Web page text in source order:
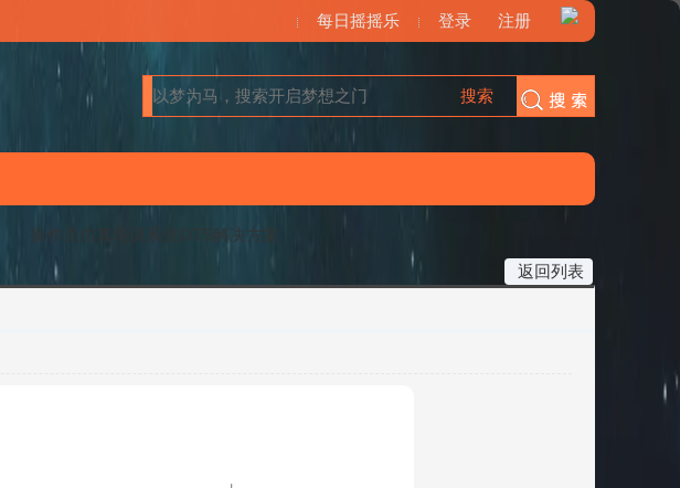
每日摇摇乐 登录 注册
搜索
操作员仿真培训系统OTS解决方案
返回列表